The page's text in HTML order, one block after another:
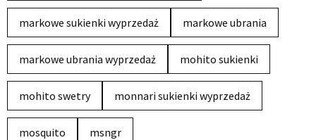
markowe sukienki wyprzedaż markowe ubrania
markowe ubrania wyprzedaż mohito sukienki
mohito swetry monnari sukienki wyprzedaż
mosquito msngr